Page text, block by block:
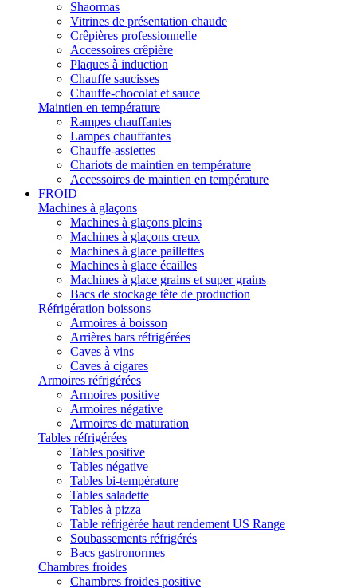
Shaormas
Vitrines de présentation chaude
Crêpières professionnelle
Accessoires crêpière
Plaques à induction
Chauffe saucisses
Chauffe-chocolat et sauce
Maintien en température
Rampes chauffantes
Lampes chauffantes
Chauffe-assiettes
Chariots de maintien en température
Accessoires de maintien en température
FROID
Machines à glaçons
Machines à glaçons pleins
Machines à glaçons creux
Machines à glace paillettes
Machines à glace écailles
Machines à glace grains et super grains
Bacs de stockage tête de production
Réfrigération boissons
Armoires à boisson
Arrières bars réfrigérées
Caves à vins
Caves à cigares
Armoires réfrigérées
Armoires positive
Armoires négative
Armoires de maturation
Tables réfrigérées
Tables positive
Tables négative
Tables bi-température
Tables saladette
Tables à pizza
Table réfrigérée haut rendement US Range
Soubassements réfrigérés
Bacs gastronormes
Chambres froides
Chambres froides positive